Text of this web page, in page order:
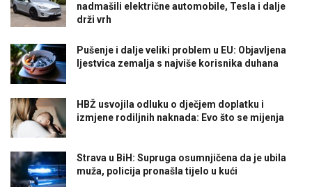
nadmašili električne automobile, Tesla i dalje
drži vrh
Pušenje i dalje veliki problem u EU: Objavljena
ljestvica zemalja s najviše korisnika duhana
HBŽ usvojila odluku o dječjem doplatku i
izmjene rodiljnih naknada: Evo što se mijenja
Strava u BiH: Supruga osumnjičena da je ubila
muža, policija pronašla tijelo u kući